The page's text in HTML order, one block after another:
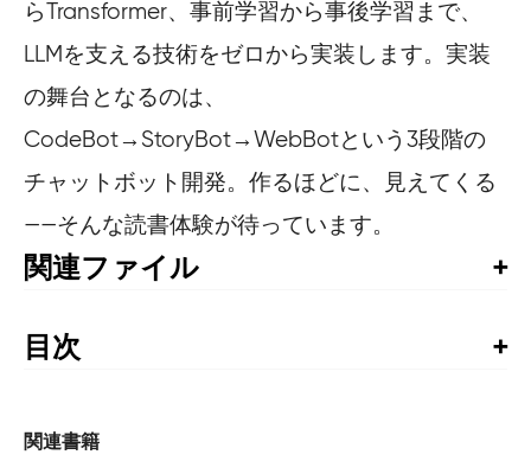
らTransformer、事前学習から事後学習まで、
LLMを支える技術をゼロから実装します。実装
の舞台となるのは、
CodeBot→StoryBot→WebBotという3段階の
チャットボット開発。作るほどに、見えてくる
——そんな読書体験が待っています。
関連ファイル
目次
関連書籍